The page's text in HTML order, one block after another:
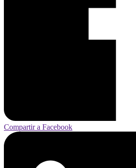
Compartir a Facebook